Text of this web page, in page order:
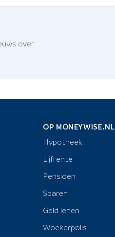
over
OP MONEYWISE.NL
Hypotheek
Lijfrente
Pensioen
Sparen
Geld lenen
Woekerpolis